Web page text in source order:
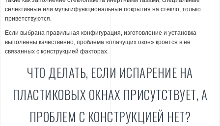
селективные или мультифункциональные покрытия на стекло, только
приветствуются.
Если выбрана правильная конфигурация, изготовление и установка
выполнены качественно, проблема «плачущих окон» кроется в не
связанных с конструкцией факторах.
ЧТО ДЕЛАТЬ, ЕСЛИ ИСПАРЕНИЕ НА
ПЛАСТИКОВЫХ ОКНАХ ПРИСУТСТВУЕТ, А
ПРОБЛЕМ С КОНСТРУКЦИЕЙ НЕТ?